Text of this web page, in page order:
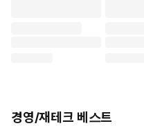
경영/재테크 베스트